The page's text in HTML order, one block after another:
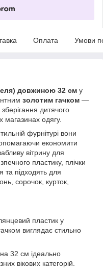
Оплата Умови
довжиною 32 см у
золотим гачком —
дитячого
магазинах одягу.
фурнітурі вони
економити
вітрину для
пластику, плічки
підходять для
сорочок, курток,
пластик у
виглядає стильно
32 см ідеально
вікових категорій.